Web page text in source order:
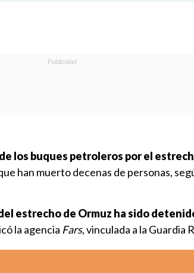
los buques petroleros por el
han muerto decenas de personas,
estrecho de Ormuz ha sido
la agencia Fars, vinculada a la Guardia